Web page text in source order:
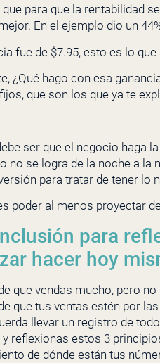
que para que la rentabilidad
En el ejemplo dio un
fue de $7.95, esto es lo
¿Qué hago con esa
que son los que ya te
ser que el negocio haga
no se logra de la noche a la
para tratar de tener lo
poder al menos proyectar
para
hacer hoy
que vendas mucho, pero
que tus ventas estén por
llevar un registro de
reflexionas estos 3
de dónde están tus